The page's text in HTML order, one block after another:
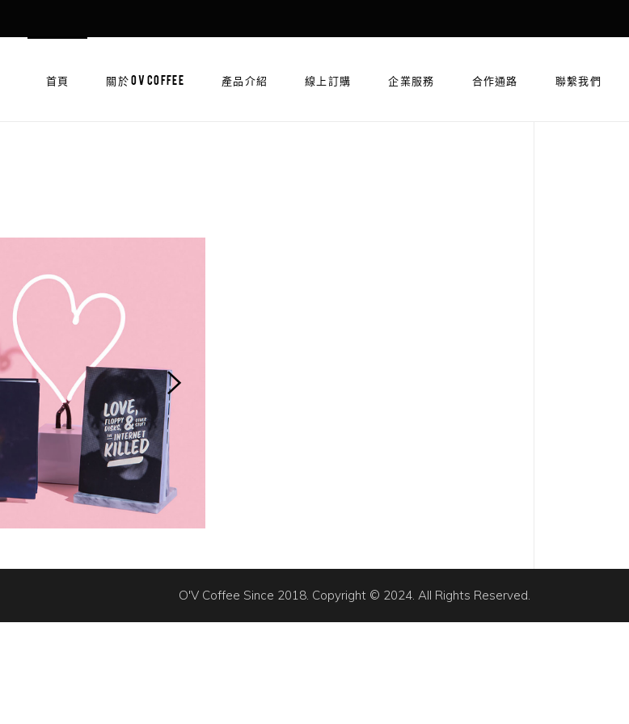
首頁 關於 OV COFFEE 產品介紹 線上訂購 企業服務 合作通路 聯繫我們
O'V Coffee Since 2018. Copyright © 2024. All Rights Reserved.